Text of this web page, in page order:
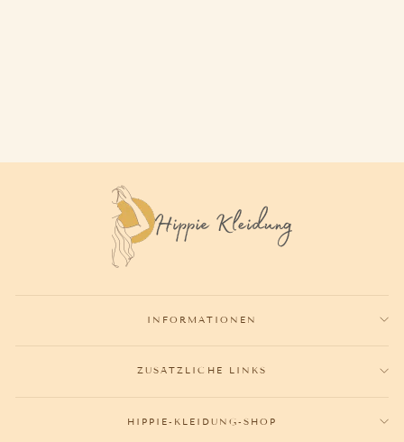
INFORMATIONEN
ZUSÄTZLICHE LINKS
HIPPIE-KLEIDUNG-SHOP